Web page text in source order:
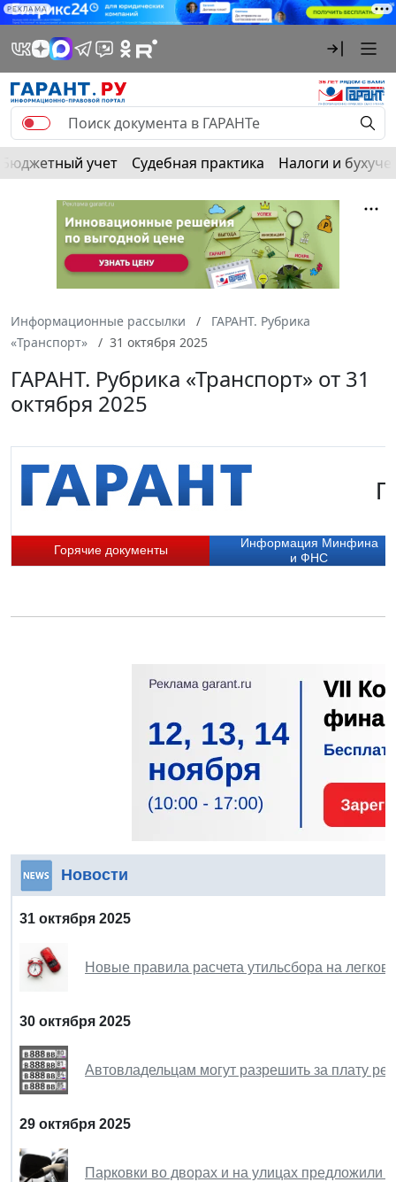
РЕКЛАМА
Бюджетный учет Судебная практика Налоги и
Информационные рассылки
ГАРАНТ. Рубрика
«Транспорт»
31 октября 2025
ГАРАНТ. Рубрика «Транспорт» от 31
октября 2025
Горячие документы
Информация Минфина
и ФНС
Новости
31 октября 2025
Новые правила расчета утильсбора на
30 октября 2025
Автовладельцам могут разрешить за плату
29 октября 2025
Парковки во дворах и на улицах предложили